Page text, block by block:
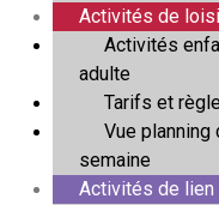
Vous avez un peu de
👉 Venez vivre
accueil du public,
logistiques…
Chaque participation
chaleureuse et pleine
Activités de
Activités
adulte
Tarifs et
Vue planning
semaine
Activités de lien